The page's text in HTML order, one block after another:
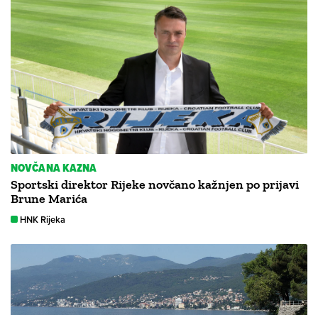
NOVČANA KAZNA
Sportski direktor Rijeke novčano kažnjen po prijavi
Brune Marića
HNK Rijeka